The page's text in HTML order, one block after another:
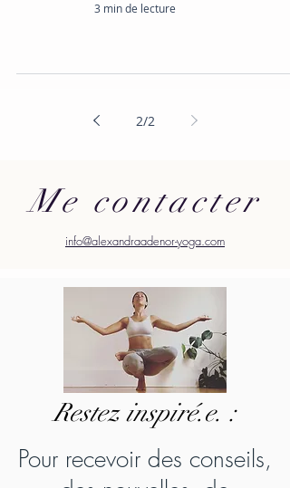
3 min de lecture
2/2
Me contacter
info@alexandraadenor-yoga.com
Restez inspiré.e. :
Pour recevoir des conseils,